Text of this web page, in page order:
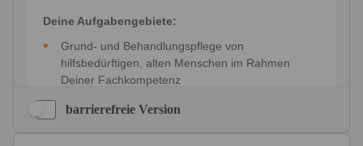
barrierefreie Version